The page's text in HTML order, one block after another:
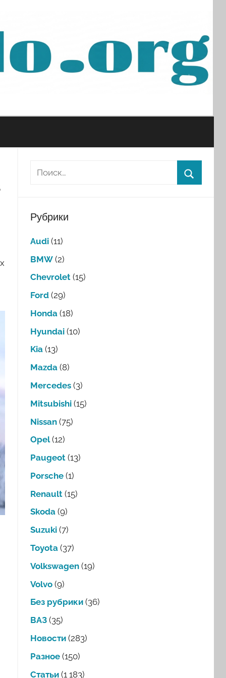
Рубрики
Audi(11)
BMW(2)
Chevrolet(15)
Ford(29)
Honda(18)
Hyundai(10)
Kia(13)
Mazda(8)
Mercedes(3)
Mitsubishi(15)
Nissan(75)
Opel(12)
Paugeot(13)
Porsche(1)
Renault(15)
Skoda(9)
Suzuki(7)
Toyota(37)
Volkswagen(19)
Volvo(9)
Без рубрики(36)
ВАЗ(35)
Новости(283)
Разное(150)
Статьи(1 183)